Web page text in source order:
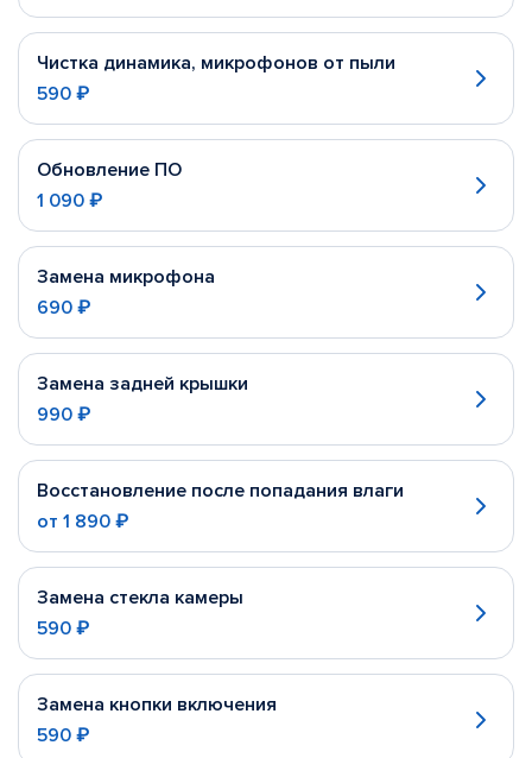
Чистка динамика, микрофонов от пыли
590 ₽
Обновление ПО
1 090 ₽
Замена микрофона
690 ₽
Замена задней крышки
990 ₽
Восстановление после попадания влаги
от 1 890 ₽
Замена стекла камеры
590 ₽
Замена кнопки включения
590 ₽